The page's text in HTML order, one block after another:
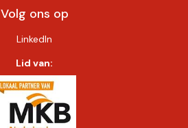
Volg ons op
LinkedIn
Lid van: